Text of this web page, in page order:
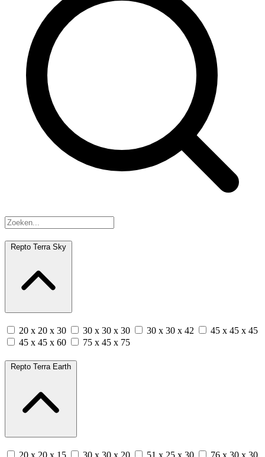
Repto Terra Sky
20 x 20 x 30 30 x 30 x 30 30 x 30 x 42
45 x 45 x 45
45 x 45 x 60
75 x 45 x 75
Repto Terra Earth
20 x 20 x 15 30 x 30 x 20 51 x 25 x 30
76 x 30 x 30